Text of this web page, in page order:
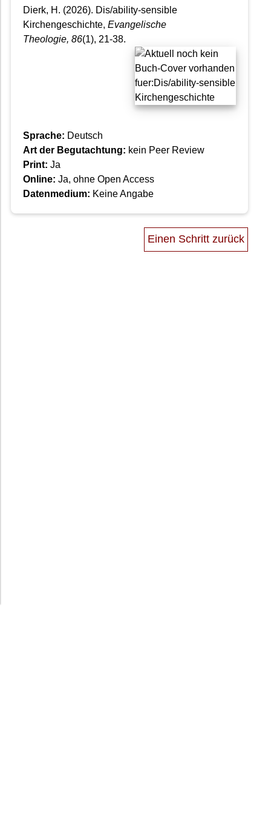
Dierk, H. (2026). Dis/ability-sensible
Kirchengeschichte, Evangelische
Theologie, 86(1), 21-38.
Sprache: Deutsch
Art der Begutachtung: kein Peer Review
Print: Ja
Online: Ja, ohne Open Access
Datenmedium: Keine Angabe